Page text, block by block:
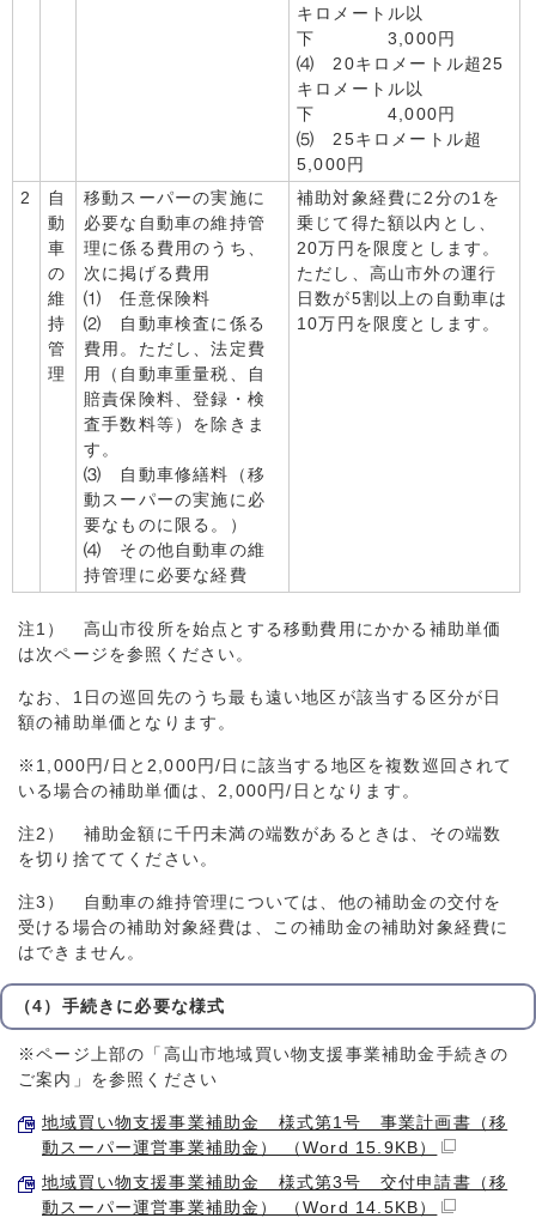
キロメートル以
下 3,000円
⑷ 20キロメートル超25
キロメートル以
下 4,000円
⑸ 25キロメートル超
5,000円
2
自
動
車
の
維
持
管
理
移動スーパーの実施に
必要な自動車の維持管
理に係る費用のうち、
次に掲げる費用
⑴ 任意保険料
⑵ 自動車検査に係る
費用。ただし、法定費
用（自動車重量税、自
賠責保険料、登録・検
査手数料等）を除きま
す。
⑶ 自動車修繕料（移
動スーパーの実施に必
要なものに限る。）
⑷ その他自動車の維
持管理に必要な経費
補助対象経費に2分の1を
乗じて得た額以内とし、
20万円を限度とします。
ただし、高山市外の運行
日数が5割以上の自動車は
10万円を限度とします。
注1） 高山市役所を始点とする移動費用にかかる補助単価
は次ページを参照ください。
なお、1日の巡回先のうち最も遠い地区が該当する区分が日
額の補助単価となります。
※1,000円/日と2,000円/日に該当する地区を複数巡回されて
いる場合の補助単価は、2,000円/日となります。
注2） 補助金額に千円未満の端数があるときは、その端数
を切り捨ててください。
注3） 自動車の維持管理については、他の補助金の交付を
受ける場合の補助対象経費は、この補助金の補助対象経費に
はできません。
（4）手続きに必要な様式
※ページ上部の「高山市地域買い物支援事業補助金手続きの
ご案内」を参照ください
地域買い物支援事業補助金 様式第1号 事業計画書（移
動スーパー運営事業補助金） （Word 15.9KB）
地域買い物支援事業補助金 様式第3号 交付申請書（移
動スーパー運営事業補助金） （Word 14.5KB）